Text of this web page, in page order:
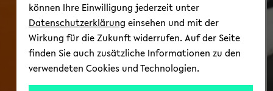
können Ihre Einwilligung jederzeit unter
Datenschutzerklärung einsehen und mit der
Wirkung für die Zukunft widerrufen. Auf der Seite
finden Sie auch zusätzliche Informationen zu den
verwendeten Cookies und Technologien.